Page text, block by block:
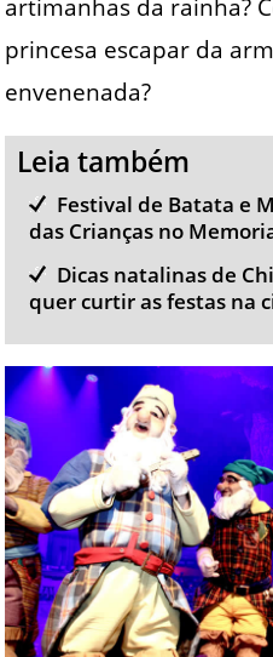
artimanhas da rainha?
princesa escapar da
envenenada?
Leia também
Festival de Batata e
das Crianças no
Dicas natalinas de
quer curtir as festas na